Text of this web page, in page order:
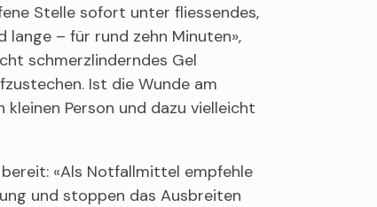
Stelle sofort unter fliessendes,
lange – für rund zehn Minuten»,
schmerzlinderndes Gel
Ist die Wunde am
Person und dazu vielleicht
«Als Notfallmittel empfehle
und stoppen das Ausbreiten